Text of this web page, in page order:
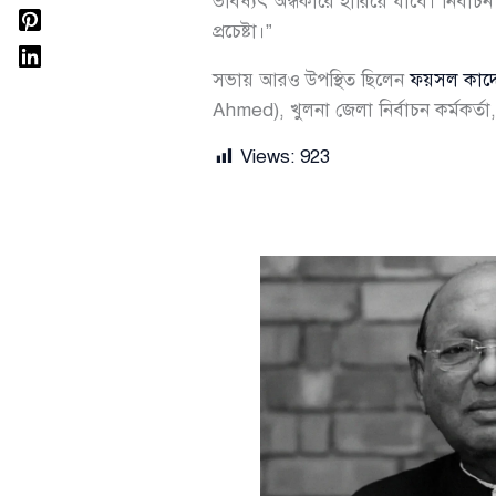
প্রচেষ্টা।”
সভায় আরও উপস্থিত ছিলেনফয়সল
Ahmed), খুলনা জেলা নির্বাচন
Views: 923